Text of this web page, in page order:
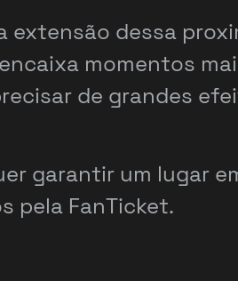
dessa
momentos
de grandes
garantir um lugar
pela FanTicket.